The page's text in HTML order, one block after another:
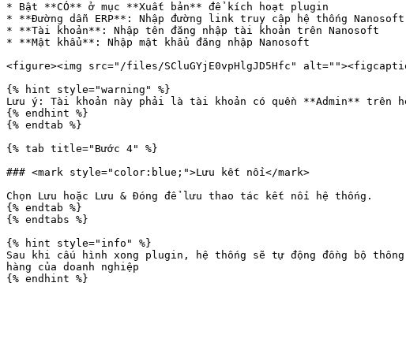
* Bật **CÓ** ở mục **Xuất bản** để kích hoạt plugin
* **Đường dẫn ERP**: Nhập đường link truy cập hệ thống Nanosoft
* **Tài khoản**: Nhập tên đăng nhập tài khoản trên Nanosoft
* **Mật khẩu**: Nhập mật khẩu đăng nhập Nanosoft
<figure><img src="/files/SCluGYjE0vpHlgJD5Hfc"
{% hint style="warning" %}
Lưu ý: Tài khoản này phải là tài khoản có quền **Admin** trên
{% endhint %}
{% endtab %}
{% tab title="Bước 4" %}
### <mark style="color:blue;">Lưu kết nối</mark>
Chọn Lưu hoặc Lưu & Đóng để lưu thao tác kết nối hệ thống.
{% endtab %}
{% endtabs %}
{% hint style="info" %}
Sau khi cấu hình xong plugin, hệ thống sẽ tự động đồng bộ
hàng của doanh nghiệp